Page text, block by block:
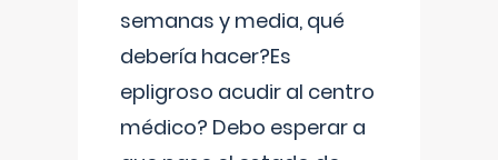
semanas y media, qué
debería hacer?Es
epligroso acudir al centro
médico? Debo esperar a